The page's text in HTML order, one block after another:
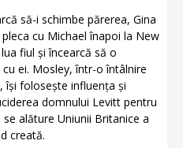
să-i schimbe părerea, Gina
cu Michael înapoi la New
fiul și încearcă să o
ei. Mosley, într-o întâlnire
își folosește influența și
domnului Levitt pentru
alăture Uniunii Britanice a
creată.